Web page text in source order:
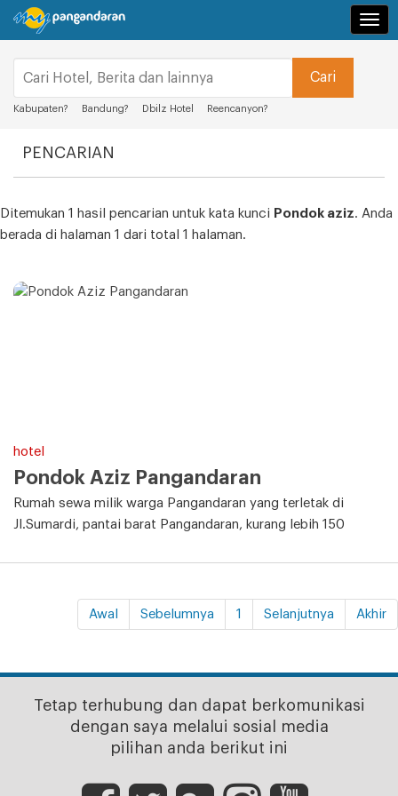
Kabupaten? Bandung? Dbilz Hotel Reencanyon?
PENCARIAN
Ditemukan 1 hasil pencarian untuk kata kunci Pondok aziz. Anda
berada di halaman 1 dari total 1 halaman.
hotel
Pondok Aziz Pangandaran
Rumah sewa milik warga Pangandaran yang terletak di
Jl.Sumardi, pantai barat Pangandaran, kurang lebih 150
Awal Sebelumnya 1 Selanjutnya Akhir
Tetap terhubung dan dapat berkomunikasi
dengan saya melalui sosial media
pilihan anda berikut ini